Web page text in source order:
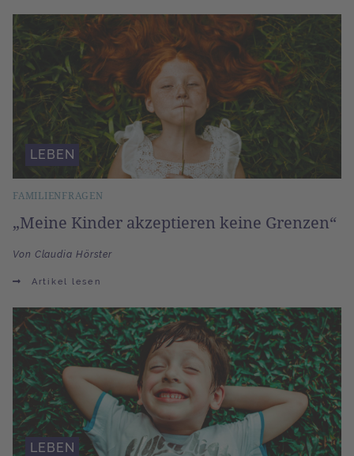
FAMILIENFRAGEN
„Meine Kinder akzeptieren keine Grenzen“
Von Claudia Hörster
Artikel lesen
LEBEN
LEBEN